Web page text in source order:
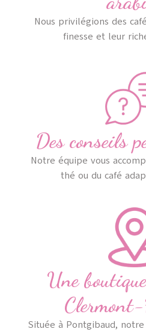
Nous privilégions des
finesse et leur
Des conseils
Notre équipe vous
thé ou du café
Une
Située à Pontgibaud,